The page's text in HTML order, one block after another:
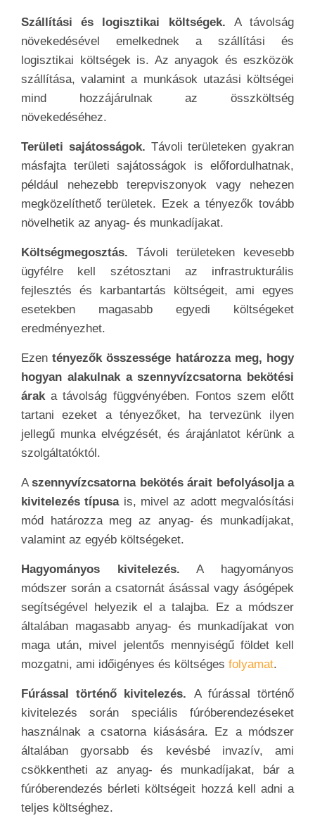
Szállítási és logisztikai költségek. A távolság
növekedésével emelkednek a szállítási és
logisztikai költségek is. Az anyagok és eszközök
szállítása, valamint a munkások utazási költségei
mind hozzájárulnak az összköltség
növekedéséhez.
Területi sajátosságok. Távoli területeken gyakran
másfajta területi sajátosságok is előfordulhatnak,
például nehezebb terepviszonyok vagy nehezen
megközelíthető területek. Ezek a tényezők tovább
növelhetik az anyag- és munkadíjakat.
Költségmegosztás. Távoli területeken kevesebb
ügyfélre kell szétosztani az infrastrukturális
fejlesztés és karbantartás költségeit, ami egyes
esetekben magasabb egyedi költségeket
eredményezhet.
Ezen tényezők összessége határozza meg, hogy
hogyan alakulnak a szennyvízcsatorna bekötési
áraka távolság függvényében. Fontos szem előtt
tartani ezeket a tényezőket, ha tervezünk ilyen
jellegű munka elvégzését, és árajánlatot kérünk a
szolgáltatóktól.
Aszennyvízcsatorna bekötés árait befolyásolja a
kivitelezés típusais, mivel az adott megvalósítási
mód határozza meg az anyag- és munkadíjakat,
valamint az egyéb költségeket.
Hagyományos kivitelezés. A hagyományos
módszer során a csatornát ásással vagy ásógépek
segítségével helyezik el a talajba. Ez a módszer
általában magasabb anyag- és munkadíjakat von
maga után, mivel jelentős mennyiségű földet kell
mozgatni, ami időigényes és költséges folyamat.
Fúrással történő kivitelezés. A fúrással történő
kivitelezés során speciális fúróberendezéseket
használnak a csatorna kiásására. Ez a módszer
általában gyorsabb és kevésbé invazív, ami
csökkentheti az anyag- és munkadíjakat, bár a
fúróberendezés bérleti költségeit hozzá kell adni a
teljes költséghez.